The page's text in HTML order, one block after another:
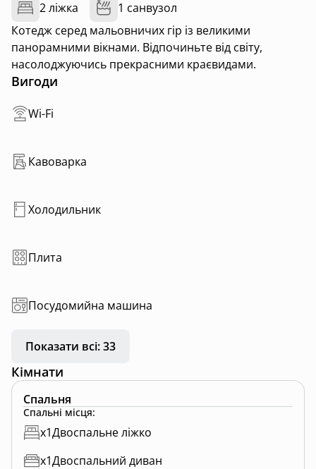
2 ліжка
1 санвузол
Котедж серед мальовничих гір із великими
панорамними вікнами. Відпочиньте від світу,
насолоджуючись прекрасними краєвидами.
Вигоди
Wi-Fi
Кавоварка
Холодильник
Плита
Посудомийна машина
Показати всі: 33
Кімнати
Спальня
Спальні місця:
x1Двоспальне ліжко
x1Двоспальний диван